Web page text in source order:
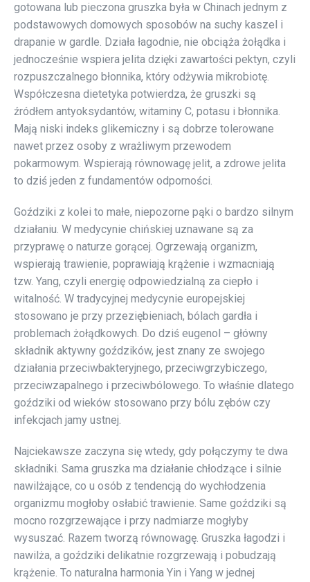
gotowana lub pieczona gruszka była w Chinach jednym z
podstawowych domowych sposobów na suchy kaszel i
drapanie w gardle. Działa łagodnie, nie obciąża żołądka i
jednocześnie wspiera jelita dzięki zawartości pektyn, czyli
rozpuszczalnego błonnika, który odżywia mikrobiotę.
Współczesna dietetyka potwierdza, że gruszki są
źródłem antyoksydantów, witaminy C, potasu i błonnika.
Mają niski indeks glikemiczny i są dobrze tolerowane
nawet przez osoby z wrażliwym przewodem
pokarmowym. Wspierają równowagę jelit, a zdrowe jelita
to dziś jeden z fundamentów odporności.
Goździki z kolei to małe, niepozorne pąki o bardzo silnym
działaniu. W medycynie chińskiej uznawane są za
przyprawę o naturze gorącej. Ogrzewają organizm,
wspierają trawienie, poprawiają krążenie i wzmacniają
tzw. Yang, czyli energię odpowiedzialną za ciepło i
witalność. W tradycyjnej medycynie europejskiej
stosowano je przy przeziębieniach, bólach gardła i
problemach żołądkowych. Do dziś eugenol – główny
składnik aktywny goździków, jest znany ze swojego
działania przeciwbakteryjnego, przeciwgrzybiczego,
przeciwzapalnego i przeciwbólowego. To właśnie dlatego
goździki od wieków stosowano przy bólu zębów czy
infekcjach jamy ustnej.
Najciekawsze zaczyna się wtedy, gdy połączymy te dwa
składniki. Sama gruszka ma działanie chłodzące i silnie
nawilżające, co u osób z tendencją do wychłodzenia
organizmu mogłoby osłabić trawienie. Same goździki są
mocno rozgrzewające i przy nadmiarze mogłyby
wysuszać. Razem tworzą równowagę. Gruszka łagodzi i
nawilża, a goździki delikatnie rozgrzewają i pobudzają
krążenie. To naturalna harmonia Yin i Yang w jednej